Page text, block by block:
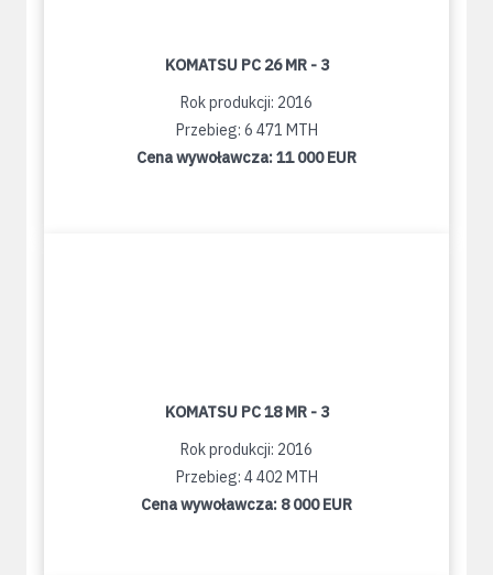
KOMATSU PC 26 MR - 3
Rok produkcji: 2016
Przebieg: 6 471 MTH
Cena wywoławcza:11 000 EUR
KOMATSU PC 18 MR - 3
Rok produkcji: 2016
Przebieg: 4 402 MTH
Cena wywoławcza: 8 000 EUR